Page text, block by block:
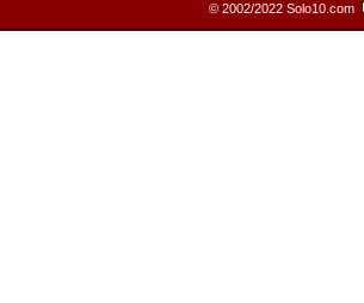
© 2002/2022 Solo10.com